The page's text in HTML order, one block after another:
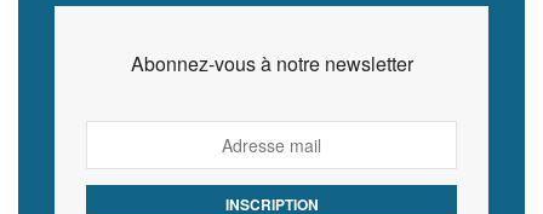
Abonnez-vous à notre newsletter